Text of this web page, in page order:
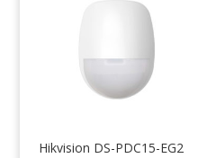
Hikvision DS-PDC15-EG2